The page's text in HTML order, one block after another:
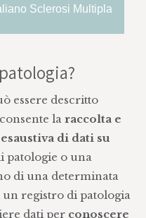
Sclerosi Multipla
essere descritto
laraccolta e
di dati su
patologie o una
di una determinata
un registro di patologia
dati per conoscere